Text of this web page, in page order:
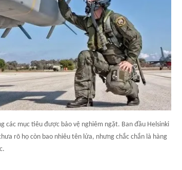
các mục tiêu được bảo vệ nghiêm ngặt. Ban đầu Helsinki
rõ họ còn bao nhiêu tên lửa, nhưng chắc chắn là hàng